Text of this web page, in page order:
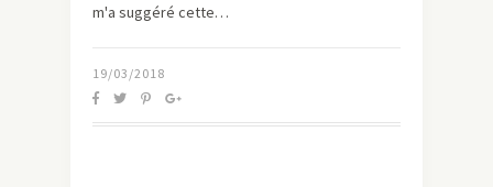
m'a suggéré cette…
19/03/2018